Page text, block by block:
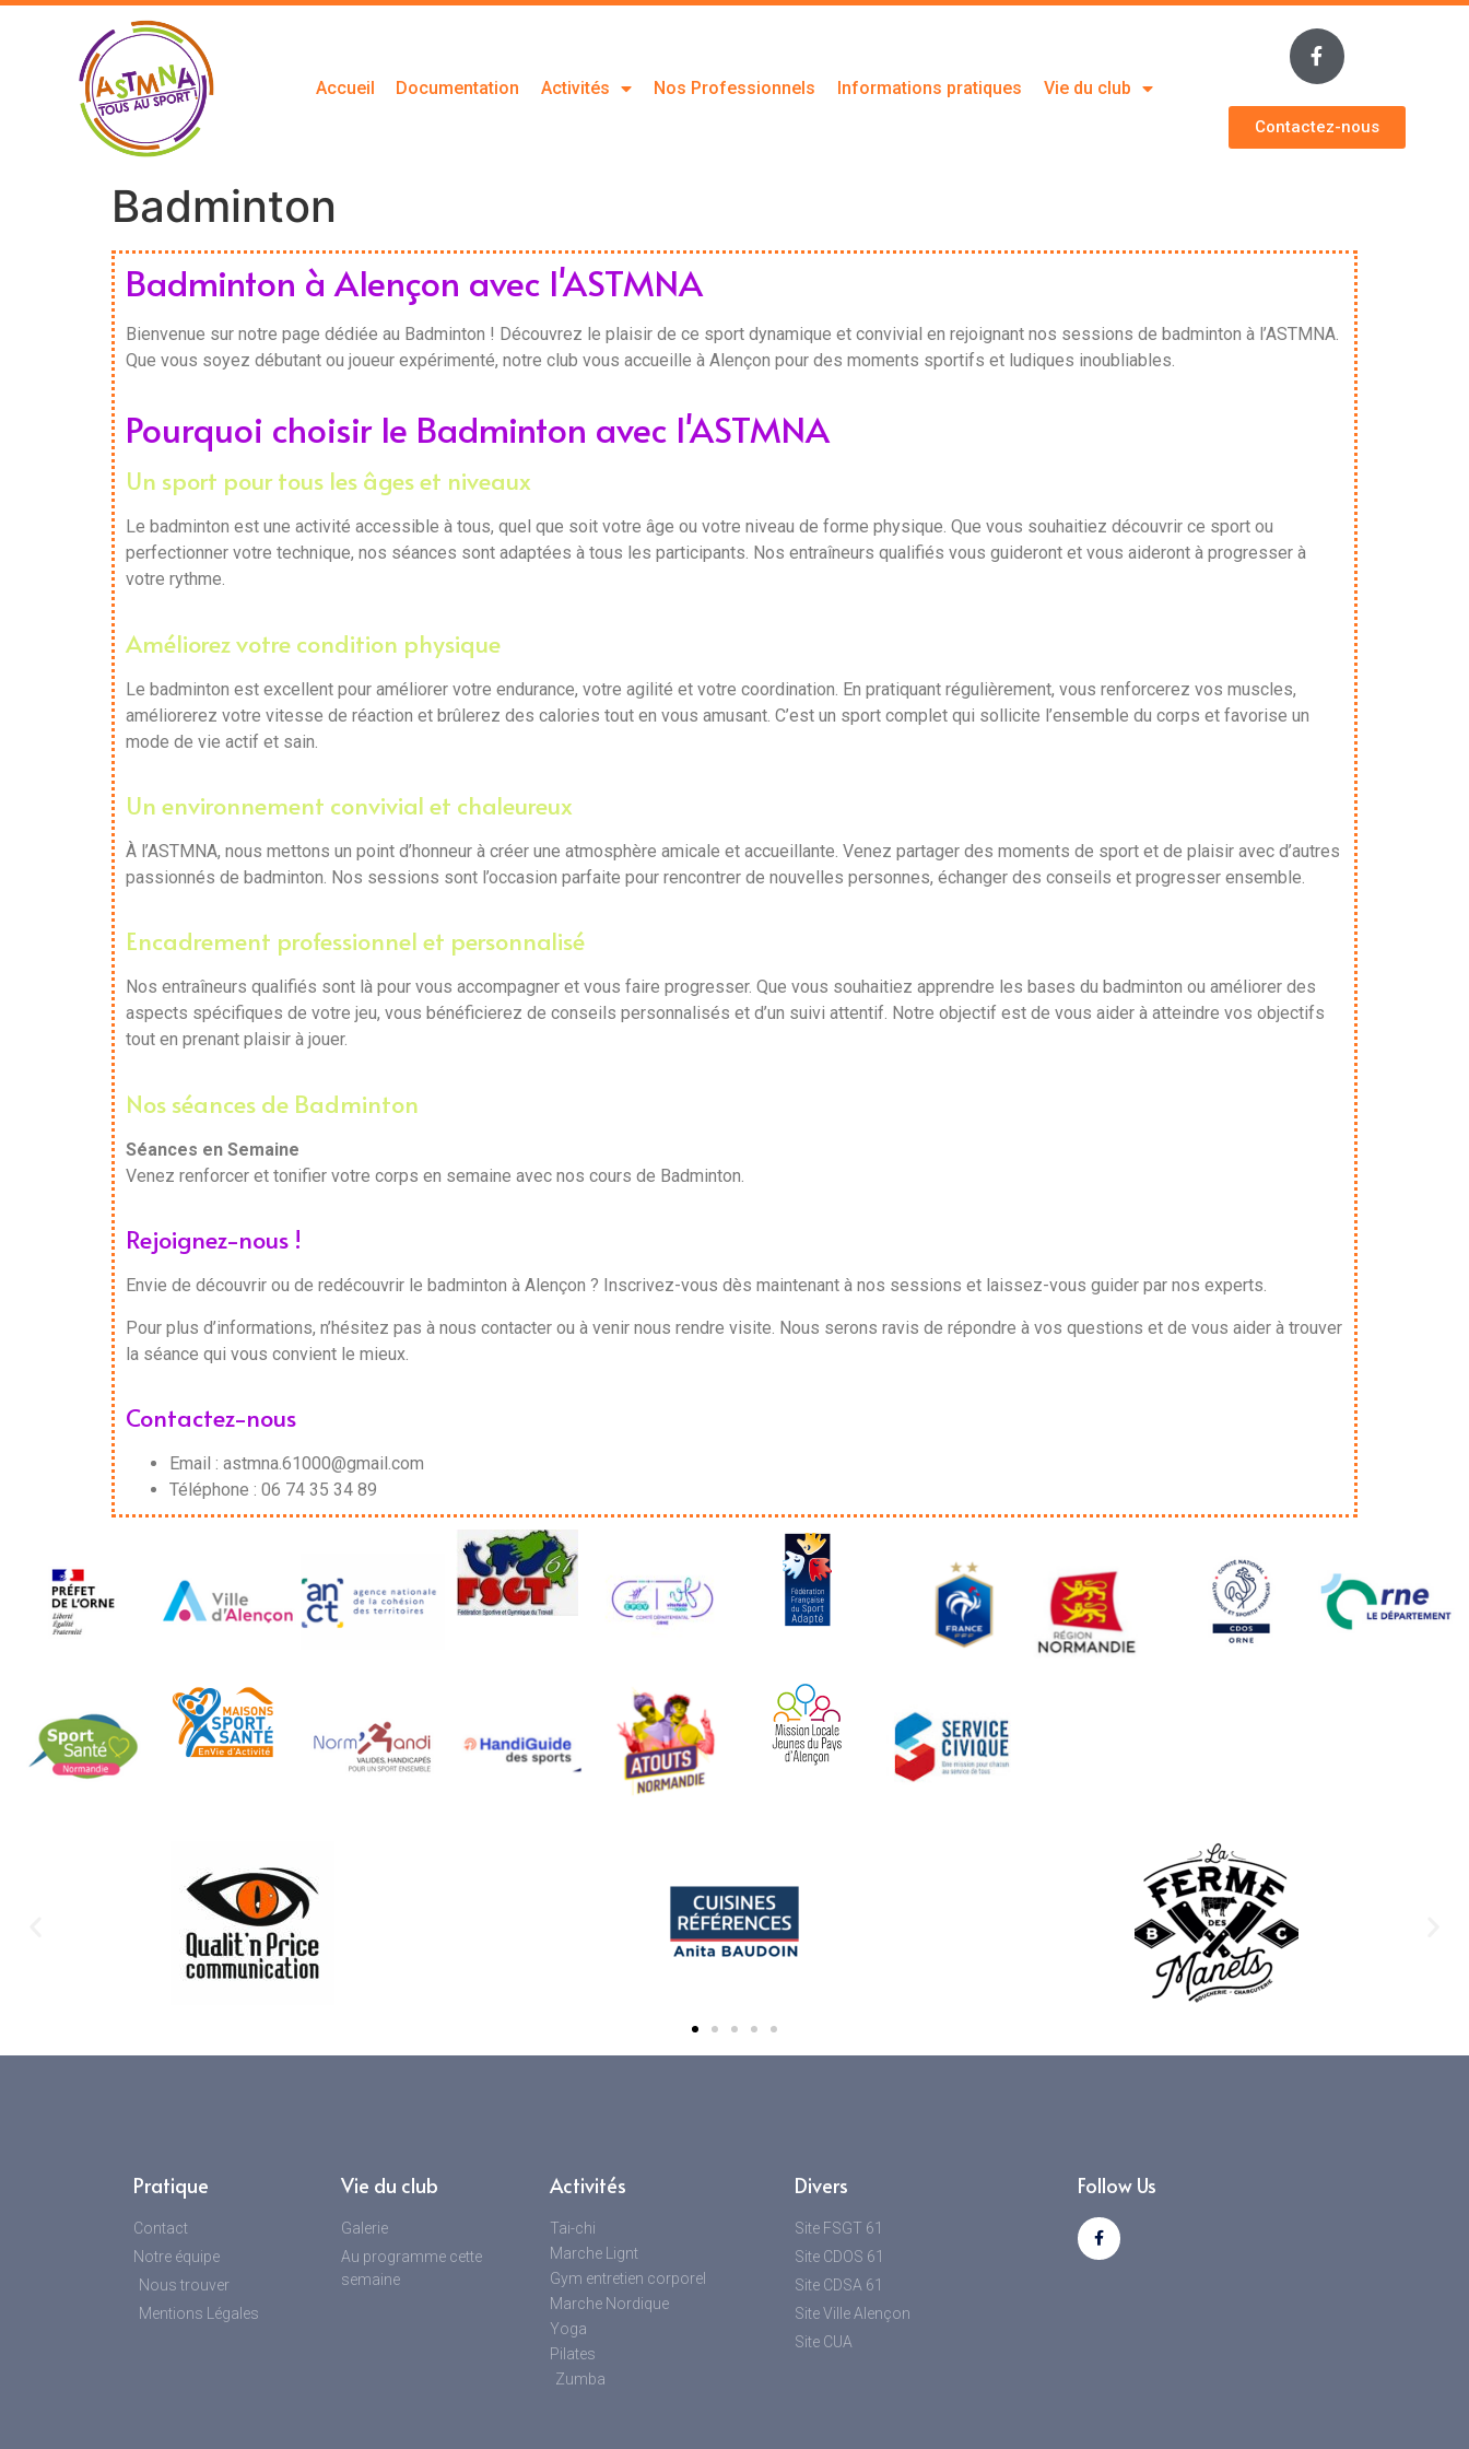
Accueil Documentation Activités Nos Professionnels Informations pratiques Vie du club
Contactez-nous
Badminton
Badminton à Alençon avec l'ASTMNA
Bienvenue sur notre page dédiée au Badminton ! Découvrez le plaisir de ce sport dynamique et convivial en rejoignant nos sessions de badminton à l’ASTMNA.
Que vous soyez débutant ou joueur expérimenté, notre club vous accueille à Alençon pour des moments sportifs et ludiques inoubliables.
Pourquoi choisir le Badminton avec l'ASTMNA
Un sport pour tous les âges et niveaux
Le badminton est une activité accessible à tous, quel que soit votre âge ou votre niveau de forme physique. Que vous souhaitiez découvrir ce sport ou
perfectionner votre technique, nos séances sont adaptées à tous les participants. Nos entraîneurs qualifiés vous guideront et vous aideront à progresser à
votre rythme.
Améliorez votre condition physique
Le badminton est excellent pour améliorer votre endurance, votre agilité et votre coordination. En pratiquant régulièrement, vous renforcerez vos muscles,
améliorerez votre vitesse de réaction et brûlerez des calories tout en vous amusant. C’est un sport complet qui sollicite l’ensemble du corps et favorise un
mode de vie actif et sain.
Un environnement convivial et chaleureux
À l’ASTMNA, nous mettons un point d’honneur à créer une atmosphère amicale et accueillante. Venez partager des moments de sport et de plaisir avec d’autres
passionnés de badminton. Nos sessions sont l’occasion parfaite pour rencontrer de nouvelles personnes, échanger des conseils et progresser ensemble.
Encadrement professionnel et personnalisé
Nos entraîneurs qualifiés sont là pour vous accompagner et vous faire progresser. Que vous souhaitiez apprendre les bases du badminton ou améliorer des
aspects spécifiques de votre jeu, vous bénéficierez de conseils personnalisés et d’un suivi attentif. Notre objectif est de vous aider à atteindre vos objectifs
tout en prenant plaisir à jouer.
Nos séances de Badminton
Séances en Semaine
Venez renforcer et tonifier votre corps en semaine avec nos cours de Badminton.
Rejoignez-nous !
Envie de découvrir ou de redécouvrir le badminton à Alençon ? Inscrivez-vous dès maintenant à nos sessions et laissez-vous guider par nos experts.
Pour plus d’informations, n’hésitez pas à nous contacter ou à venir nous rendre visite. Nous serons ravis de répondre à vos questions et de vous aider à trouver
la séance qui vous convient le mieux.
Contactez-nous
Email : astmna.61000@gmail.com
Téléphone : 06 74 35 34 89
Pratique
Contact
Notre équipe
Nous trouver
Mentions Légales
Vie du club
Galerie
Au programme cette
semaine
Activités
Tai-chi
Marche Lignt
Gym entretien corporel
Marche Nordique
Yoga
Pilates
Zumba
Divers
Site FSGT 61
Site CDOS 61
Site CDSA 61
Site Ville Alençon
Site CUA
Follow Us